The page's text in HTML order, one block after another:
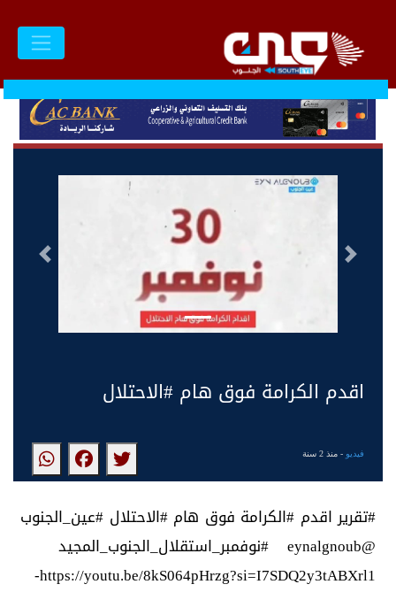
التالى السابق
اقدم الكرامة فوق هام #الاحتلال
فيديو - منذ 2 سنة
#تقرير اقدم #الكرامة فوق هام #الاحتلال #عين_الجنوب
@eynalgnoub #نوفمبر_استقلال_الجنوب_المجيد
https://youtu.be/8kS064pHrzg?si=I7SDQ2y3tABXrl1-